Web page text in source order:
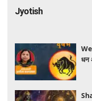
Jyotish
धन